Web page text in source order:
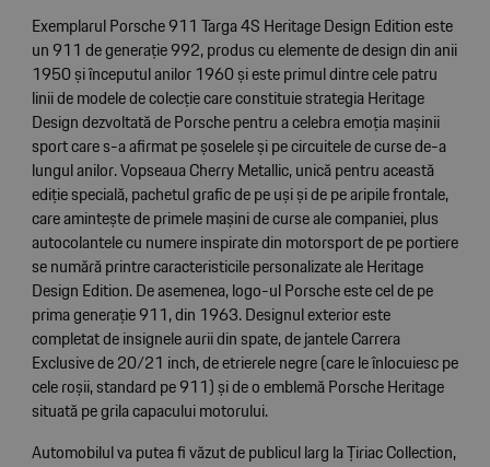
Exemplarul Porsche 911 Targa 4S Heritage Design Edition este
un 911 de generație 992, produs cu elemente de design din anii
1950 și începutul anilor 1960 și este primul dintre cele patru
linii de modele de colecție care constituie strategia Heritage
Design dezvoltată de Porsche pentru a celebra emoția mașinii
sport care s-a afirmat pe șoselele și pe circuitele de curse de-a
lungul anilor. Vopseaua Cherry Metallic, unică pentru această
ediție specială, pachetul grafic de pe uși și de pe aripile frontale,
care amintește de primele mașini de curse ale companiei, plus
autocolantele cu numere inspirate din motorsport de pe portiere
se numără printre caracteristicile personalizate ale Heritage
Design Edition. De asemenea, logo-ul Porsche este cel de pe
prima generație 911, din 1963. Designul exterior este
completat de insignele aurii din spate, de jantele Carrera
Exclusive de 20/21 inch, de etrierele negre (care le înlocuiesc pe
cele roșii, standard pe 911) și de o emblemă Porsche Heritage
situată pe grila capacului motorului.
Automobilul va putea fi văzut de publicul larg la Țiriac Collection,